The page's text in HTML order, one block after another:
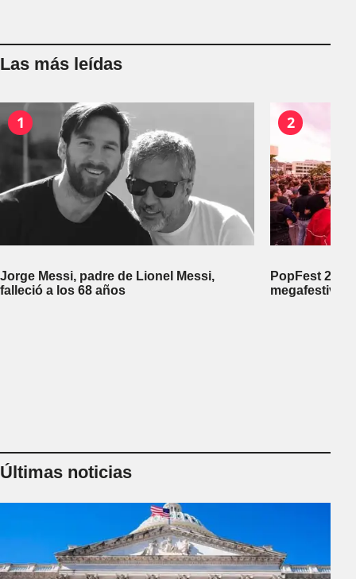
Las más leídas
1
Jorge Messi, padre de Lionel Messi,
falleció a los 68 años
2
PopFest
megafestival
Últimas noticias